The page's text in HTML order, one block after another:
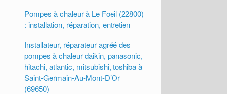
Pompes à chaleur à Le Foeil (22800)
: installation, réparation, entretien
Installateur, réparateur agréé des
pompes à chaleur daikin, panasonic,
hitachi, atlantic, mitsubishi, toshiba à
Saint-Germain-Au-Mont-D’Or
(69650)